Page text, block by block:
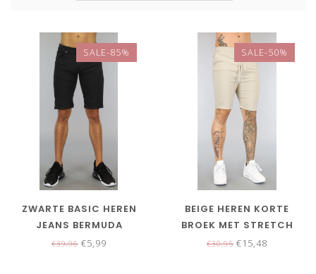
SALE-85%
ZWARTE BASIC HEREN
JEANS BERMUDA
€39,96 €5,99
SALE-50%
BEIGE HEREN KORTE
BROEK MET STRETCH
€30,95 €15,48